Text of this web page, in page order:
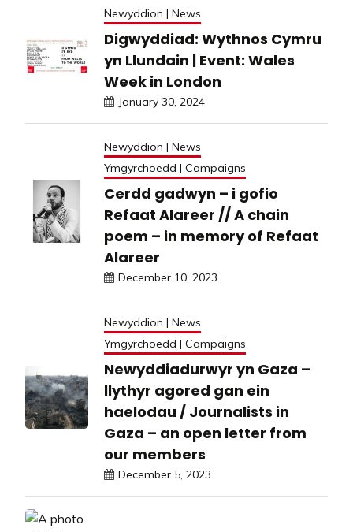
Newyddion | News
Digwyddiad: Wythnos Cymru
yn Llundain | Event: Wales
Week in London
January 30, 2024
Newyddion | News
Ymgyrchoedd | Campaigns
Cerdd gadwyn – i gofio
Refaat Alareer // A chain
poem – in memory of Refaat
Alareer
December 10, 2023
Newyddion | News
Ymgyrchoedd | Campaigns
Newyddiadurwyr yn Gaza –
llythyr agored gan ein
haelodau / Journalists in
Gaza – an open letter from
our members
December 5, 2023